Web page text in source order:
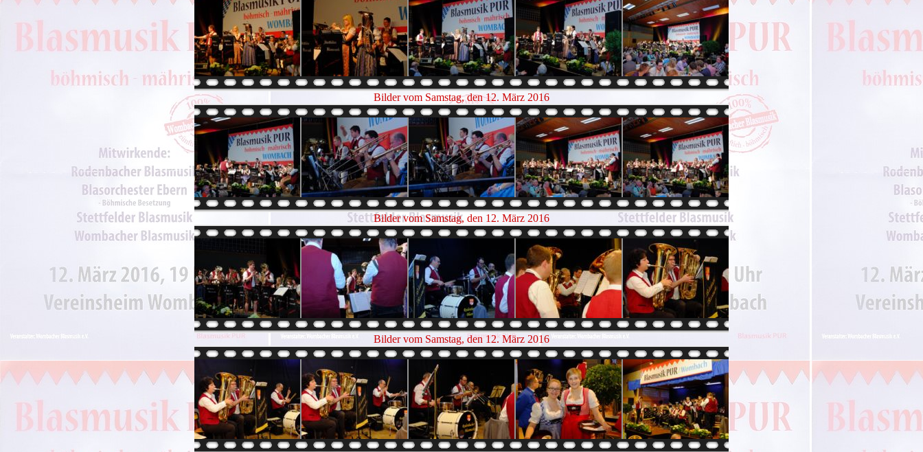
Bilder vom Samstag, den 12. März 2016
Bilder vom Samstag, den 12. März 2016
Bilder vom Samstag, den 12. März 2016